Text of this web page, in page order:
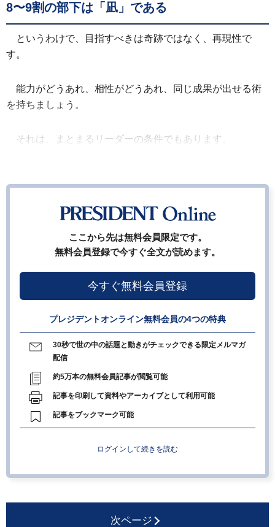
8〜9割の部下は「凪」である
というわけで、目指すべきは奇跡ではなく、再現性で
す。
能力がどうあれ、相性がどうあれ、同じ成果が出せる術
を持ちましょう。
それは、まとまるリーダーの条件でもあります。
ここから先は無料会員限定です。
無料会員登録で今すぐ全文が読めます。
今すぐ無料会員登録
プレジデントオンライン無料会員の4つの特典
30秒で世の中の話題と動きがチェックできる限定メルマガ
配信
約5万本の無料会員記事が閲覧可能
記事を印刷して資料やアーカイブとして利用可能
記事をブックマーク可能
ログインして続きを読む
次ページ